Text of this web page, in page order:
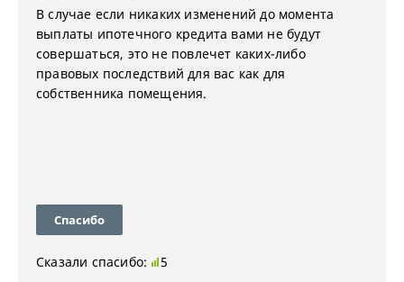
В случае если никаких изменений до момента
выплаты ипотечного кредита вами не будут
совершаться, это не повлечет каких-либо
правовых последствий для вас как для
собственника помещения.
Спасибо
Сказали спасибо: 5